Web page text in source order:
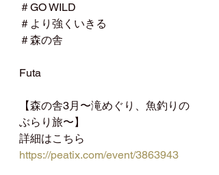
＃GO WILD
＃より強くいきる
＃森の舎
Futa
【森の舎3月〜滝めぐり、魚釣りの
ぶらり旅〜】
詳細はこちら
https://peatix.com/event/3863943